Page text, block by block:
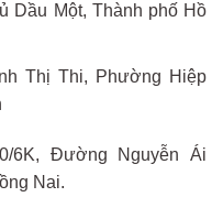
Dầu Một, Thành phố Hồ
Thị Thi, Phường Hiệp
6K, Đường Nguyễn Ái
Nai.